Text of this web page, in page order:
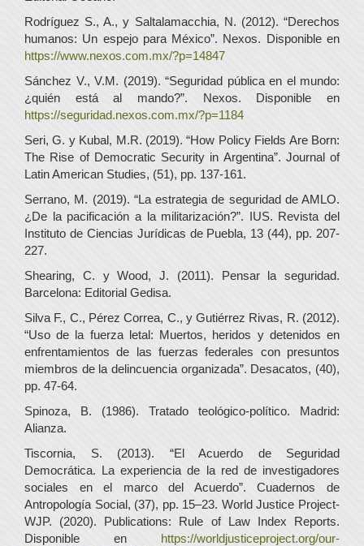
Rodríguez S., A., y Saltalamacchia, N. (2012). “Derechos
humanos: Un espejo para México”. Nexos. Disponible en
https://www.nexos.com.mx/?p=14847
Sánchez V., V.M. (2019). “Seguridad pública en el mundo:
¿quién está al mando?”. Nexos. Disponible en
https://seguridad.nexos.com.mx/?p=1184
Seri, G. y Kubal, M.R. (2019). “How Policy Fields Are Born:
The Rise of Democratic Security in Argentina”. Journal of
Latin American Studies, (51), pp. 137-161.
Serrano, M. (2019). “La estrategia de seguridad de AMLO.
¿De la pacificación a la militarización?”. IUS. Revista del
Instituto de Ciencias Jurídicas de Puebla, 13 (44), pp. 207-
227.
Shearing, C. y Wood, J. (2011). Pensar la seguridad.
Barcelona: Editorial Gedisa.
Silva F., C., Pérez Correa, C., y Gutiérrez Rivas, R. (2012).
“Uso de la fuerza letal: Muertos, heridos y detenidos en
enfrentamientos de las fuerzas federales con presuntos
miembros de la delincuencia organizada”. Desacatos, (40),
pp. 47-64.
Spinoza, B. (1986). Tratado teológico-político. Madrid:
Alianza.
Tiscornia, S. (2013). “El Acuerdo de Seguridad
Democrática. La experiencia de la red de investigadores
sociales en el marco del Acuerdo”. Cuadernos de
Antropología Social, (37), pp. 15–23. World Justice Project-
WJP. (2020). Publications: Rule of Law Index Reports.
Disponible en https://worldjusticeproject.org/our-